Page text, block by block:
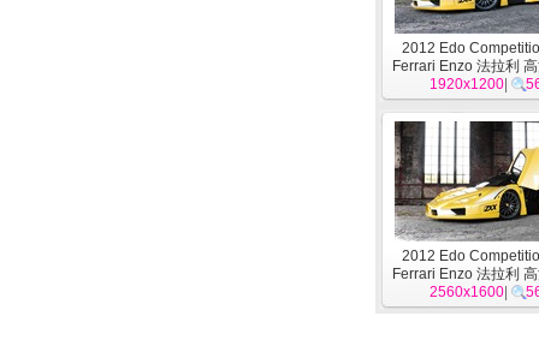
2012 Edo
Ferrari Enzo 法拉利
1920x1200
2012 Edo
Ferrari Enzo 法拉利
2560x1600